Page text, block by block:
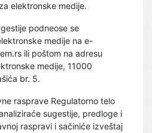
elektronske medije.
podneose se
medije na e-
ili poštom na adresu
medije, 11000
br. 5.
rasprave Regulatorno telo
sugestije, predloge i
raspravi i sačiniće izveštaj